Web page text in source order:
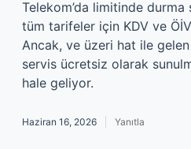
Telekom’da limitinde durma
tüm tarifeler için KDV ve
Ancak, ve üzeri hat ile
servis ücretsiz olarak
hale geliyor.
Haziran 16, 2026 Yanıtla